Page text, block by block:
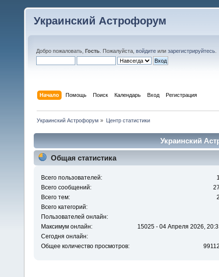
Украинский Астрофорум
Добро пожаловать, Гость . Пожалуйста, войдите или зарегистрируйтесь
Начало Помощь Поиск Календарь Вход Регистрация
Украинский Астрофорум » Центр статистики
Украинский
Общая статистика
Всего пользователей:
Всего сообщений:
Всего тем:
Всего категорий:
Пользователей онлайн:
Максимум онлайн:
15025 - 04 Апреля 2026,
Сегодня онлайн:
Общее количество просмотров: